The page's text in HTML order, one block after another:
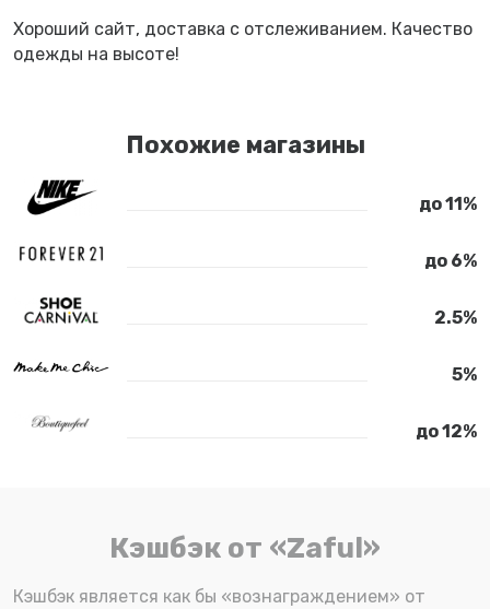
Хороший сайт, доставка с отслеживанием. Качество
одежды на высоте!
Похожие магазины
до 11%
до 6%
2.5%
5%
до 12%
Кэшбэк от «Zaful»
Кэшбэк является как бы «вознаграждением» от